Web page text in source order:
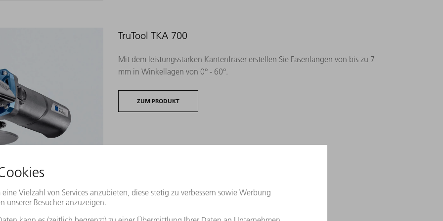
TruTool TKA 700
Mit dem leistungsstarken Kantenfräser erstellen Sie Fasenlängen von bis zu 7
mm in Winkellagen von 0° - 60°.
ZUM PRODUKT